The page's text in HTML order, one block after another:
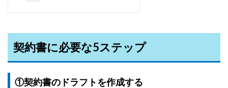
契約書に必要な5ステップ
①契約書のドラフトを作成する